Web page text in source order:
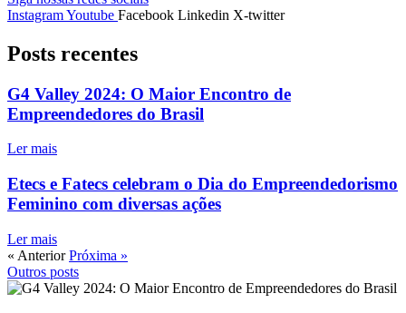
InstagramYoutube Facebook Linkedin X-twitter
Posts recentes
G4 Valley 2024: O Maior Encontro de
Empreendedores do Brasil
Ler mais
Etecs e Fatecs celebram o Dia do Empreendedorismo
Feminino com diversas ações
Ler mais
« Anterior Próxima »
Outros posts